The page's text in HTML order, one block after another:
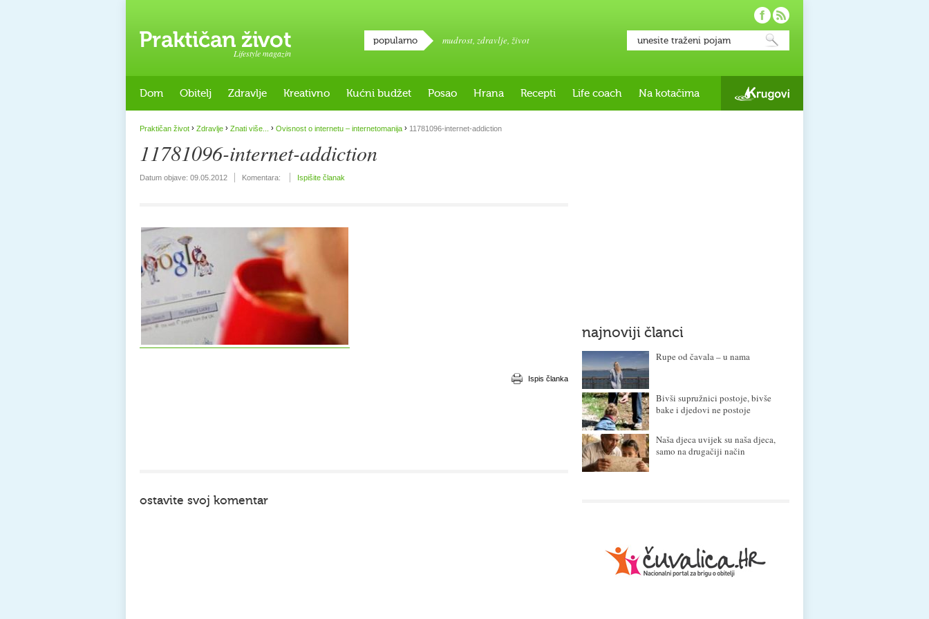
Lifestyle magazin
popularno mudrost, zdravlje, život
Dom Obitelj Zdravlje Kreativno Kućni budžet Posao Hrana Recepti Life coach Na kotačima
Praktičan život › Zdravlje › Znati više... › Ovisnost o internetu – internetomanija › 11781096-internet-addiction
11781096-internet-addiction
Datum objave: 09.05.2012 Komentara: Ispišite članak
Ispis članka
ostavite svoj komentar
najnoviji članci
Rupe od čavala – u nama
Bivši supružnici postoje, bivše
bake i djedovi ne postoje
Naša djeca uvijek su naša djeca,
samo na drugačiji način